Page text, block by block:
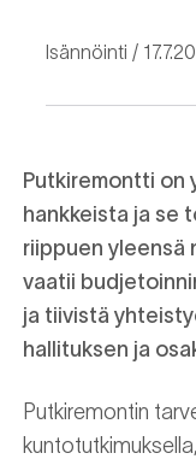
Isännöinti
Putkiremontti on
hankkeista ja se
riippuen yleensä
vaatii
ja tiivistä
hallituksen ja
Putkiremontin